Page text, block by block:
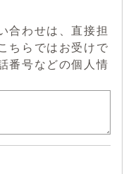
合わせは、直接担
ちらではお受けで
番号などの個人情